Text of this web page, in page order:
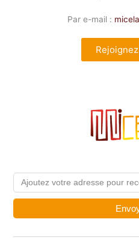
Par e-mail :
Email